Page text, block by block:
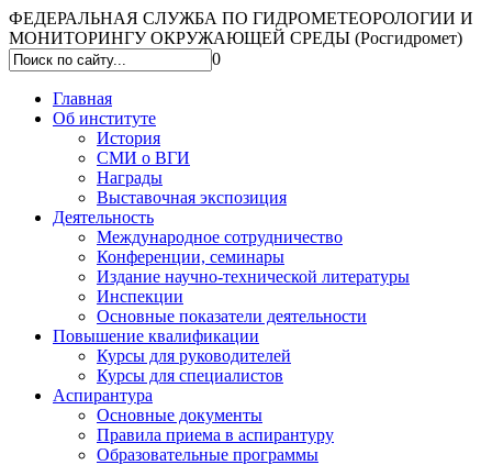
ФЕДЕРАЛЬНАЯ СЛУЖБА ПО ГИДРОМЕТЕОРОЛОГИИ И
МОНИТОРИНГУ ОКРУЖАЮЩЕЙ СРЕДЫ (Росгидромет)
0
Главная
Об институте
История
СМИ о ВГИ
Награды
Выставочная экспозиция
Деятельность
Международное сотрудничество
Конференции, семинары
Издание научно-технической литературы
Инспекции
Основные показатели деятельности
Повышение квалификации
Курсы для руководителей
Курсы для специалистов
Аспирантура
Основные документы
Правила приема в аспирантуру
Образовательные программы